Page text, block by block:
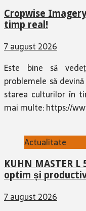
Cropwise
timp real!
7 august 2026
Este bine să
problemele să
starea culturilor în
mai multe: https://
Actualitate
KUHN MASTER
optim și
7 august 2026